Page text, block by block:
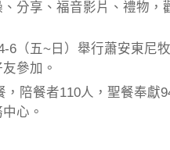
分享、福音影片、禮物，
6（五~日）舉行蕭安東尼
參加。
，陪餐者110人，聖餐奉獻
心。